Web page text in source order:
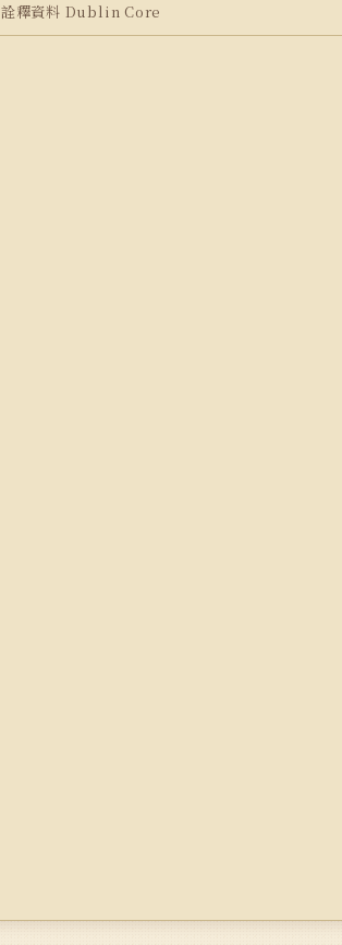
詮釋資料 Dublin Core